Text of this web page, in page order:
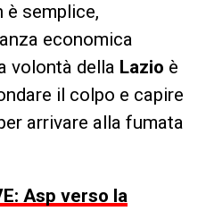
è semplice,
economica
volontà della Lazio è
il colpo e capire
arrivare alla fumata
Asp verso la